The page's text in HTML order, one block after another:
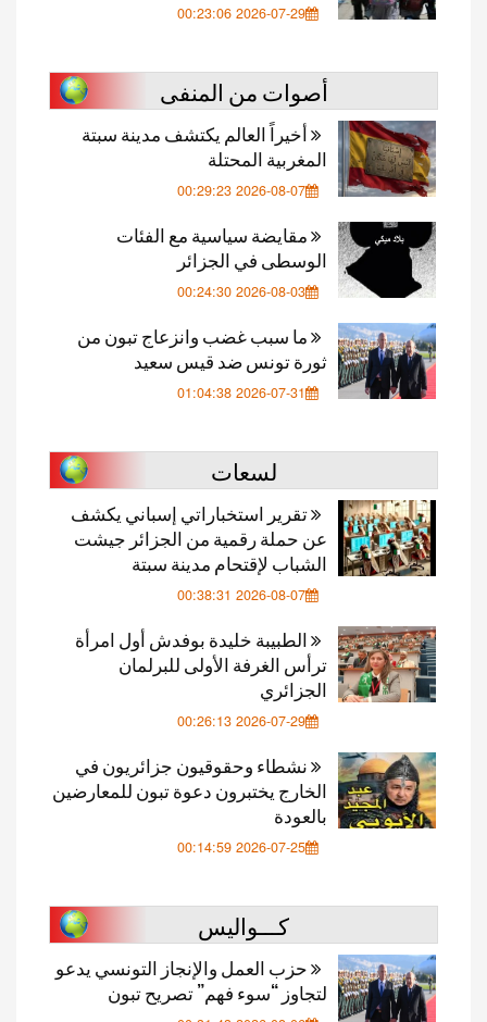
2026-07-29 00:23:06
أصوات من المنفى
أخيراً العالم يكتشف مدينة سبتة
المغربية المحتلة
2026-08-07 00:29:23
مقايضة سياسية مع الفئات
الوسطى في الجزائر
2026-08-03 00:24:30
ما سبب غضب وانزعاج تبون من
ثورة تونس ضد قيس سعيد
2026-07-31 01:04:38
لسعات
تقرير استخباراتي إسباني يكشف
عن حملة رقمية من الجزائر جيشت
الشباب لإقتحام مدينة سبتة
2026-08-07 00:38:31
الطبيبة خليدة بوفدش أول امرأة
ترأس الغرفة الأولى للبرلمان
الجزائري
2026-07-29 00:26:13
نشطاء وحقوقيون جزائريون في
الخارج يختبرون دعوة تبون للمعارضين
بالعودة
2026-07-25 00:14:59
كـــواليس
حزب العمل والإنجاز التونسي يدعو
لتجاوز “سوء فهم” تصريح تبون